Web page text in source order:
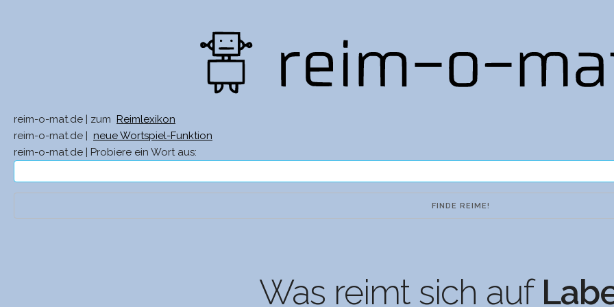
reim-o-mat.de | zum
Reimlexikon
reim-o-mat.de |
neue Wortspiel-Funktion
reim-o-mat.de | Probiere ein Wort aus:
Was reimt sich auf